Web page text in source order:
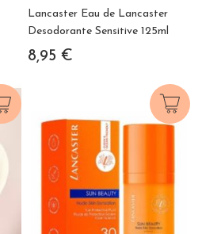
Lancaster Eau de Lancaster
Desodorante Sensitive 125ml
8,95 €